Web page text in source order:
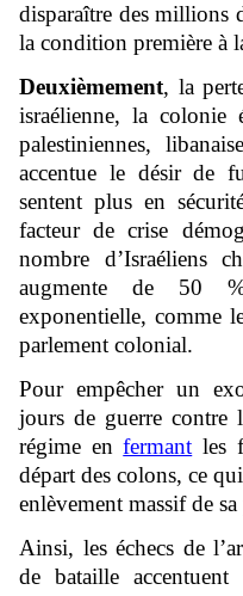
disparaître des millions
la condition première à
Deuxièmement, la
israélienne, la colonie
palestiniennes,
accentue le désir de
sentent plus en
facteur de crise
nombre d’Israéliens
augmente de 50
exponentielle, comme
parlement colonial.
Pour empêcher un
jours de guerre contre
régime enfermant les
départ des colons, ce
enlèvement massif de
Ainsi, les échecs de
de bataille